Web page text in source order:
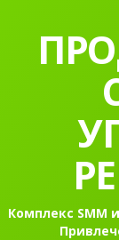
Комплекс SMM